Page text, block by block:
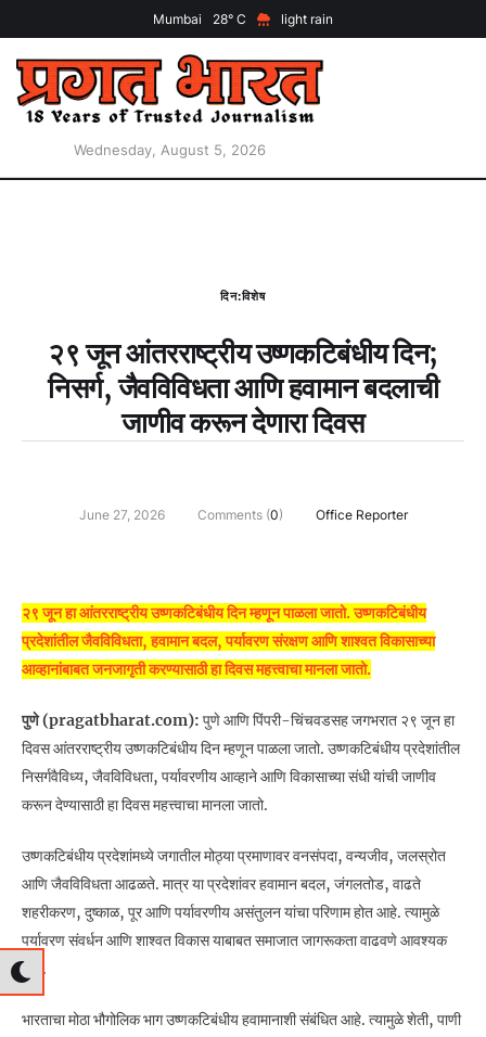
Mumbai 28 light rain
Wednesday, August 5, 2026
दिन:विशेष
२९ जून आंतरराष्ट्रीय उष्णकटिबंधीय दिन;
निसर्ग, जैवविविधता आणि हवामान बदलाची
जाणीव करून देणारा दिवस
June 27, 2026 Comments (0) Office Reporter
२९ जून हा आंतरराष्ट्रीय उष्णकटिबंधीय दिन म्हणून पाळला जातो. उष्णकटिबंधीय
प्रदेशांतील जैवविविधता, हवामान बदल, पर्यावरण संरक्षण आणि शाश्वत विकासाच्या
आव्हानांबाबत जनजागृती करण्यासाठी हा दिवस महत्त्वाचा मानला जातो.
पुणे (pragatbharat.com): पुणे आणि पिंपरी-चिंचवडसह जगभरात २९ जून हा
दिवस आंतरराष्ट्रीय उष्णकटिबंधीय दिन म्हणून पाळला जातो. उष्णकटिबंधीय प्रदेशांतील
निसर्गवैविध्य, जैवविविधता, पर्यावरणीय आव्हाने आणि विकासाच्या संधी यांची जाणीव
करून देण्यासाठी हा दिवस महत्त्वाचा मानला जातो.
उष्णकटिबंधीय प्रदेशांमध्ये जगातील मोठ्या प्रमाणावर वनसंपदा, वन्यजीव, जलस्रोत
आणि जैवविविधता आढळते. मात्र या प्रदेशांवर हवामान बदल, जंगलतोड, वाढते
शहरीकरण, दुष्काळ, पूर आणि पर्यावरणीय असंतुलन यांचा परिणाम होत आहे. त्यामुळे
पर्यावरण संवर्धन आणि शाश्वत विकास याबाबत समाजात जागरूकता वाढवणे आवश्यक
आहे.
भारताचा मोठा भौगोलिक भाग उष्णकटिबंधीय हवामानाशी संबंधित आहे. त्यामुळे शेती, पाणी